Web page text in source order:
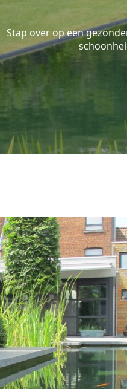
Stap over op een